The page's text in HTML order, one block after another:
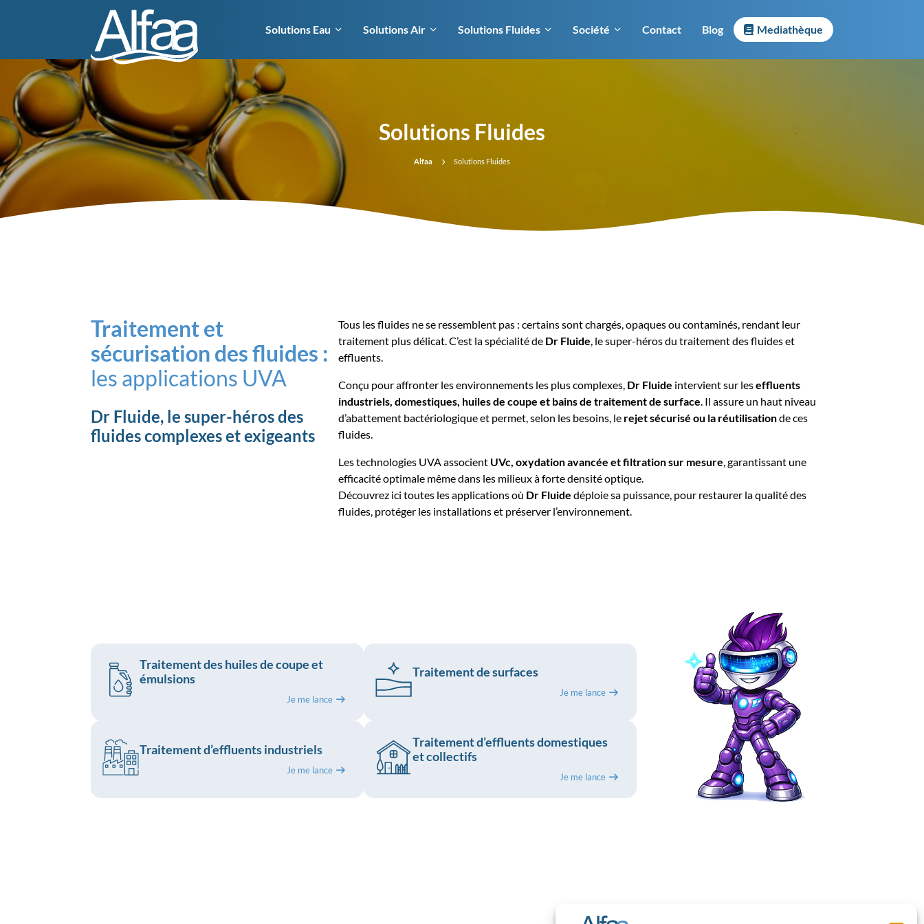
Solutions Eau Solutions Air Solutions Fluides Société Contact Blog Mediathèque
Solutions Fluides
Alfaa Solutions Fluides
Traitement et
sécurisation des fluides :
les applications UVA
Dr Fluide, le super-héros des
fluides complexes et exigeants
Tous les fluides ne se ressemblent pas : certains sont chargés, opaques ou contaminés, rendant leur
traitement plus délicat. C’est la spécialité de Dr Fluide , le super-héros du traitement des fluides et
effluents.
Conçu pour affronter les environnements les plus complexes, Dr Fluide intervient sur leseffluents
industriels, domestiques, huiles de coupe et bains de traitement de surface . Il assure un haut niveau
d’abattement bactériologique et permet, selon les besoins, le rejet sécurisé ou la réutilisationde ces
fluides.
Les technologies UVA associent UVc, oxydation avancée et filtration sur mesure , garantissant une
efficacité optimale même dans les milieux à forte densité optique.
Découvrez ici toutes les applications où Dr Fluide déploie sa puissance, pour restaurer la qualité des
fluides, protéger les installations et préserver l’environnement.
Traitement des huiles de coupe et
émulsions
Je me lance
Traitement de surfaces
Je me lance
Traitement d’effluents industriels
Je me lance
Traitement d’effluents domestiques
et collectifs
Je me lance